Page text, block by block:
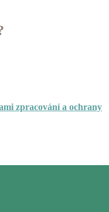
zpracování a ochrany